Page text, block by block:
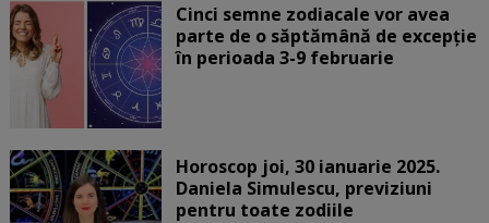
Cinci semne zodiacale vor avea
parte de o săptămână de excepție
în perioada 3-9 februarie
Horoscop joi, 30 ianuarie 2025.
Daniela Simulescu, previziuni
pentru toate zodiile